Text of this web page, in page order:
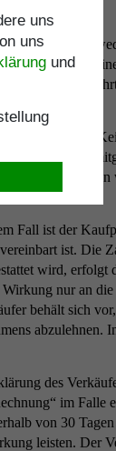
Mollie B.V.,
Verkäufers
Fall ist der
ist. Die
wird,
nur an
behält sich
abzulehnen.
des
im Falle
von 30
leisten. Der
uns
uns
und